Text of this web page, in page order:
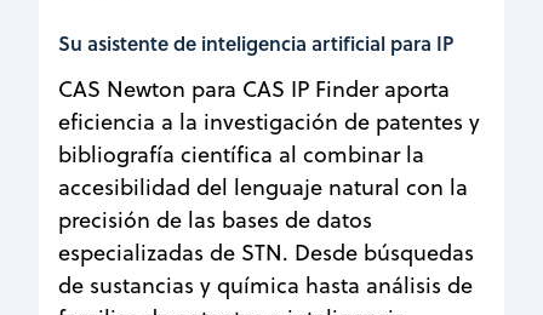
Su asistente de inteligencia artificial para IP
CAS Newton para CAS IP Finder aporta
eficiencia a la investigación de patentes y
bibliografía científica al combinar la
accesibilidad del lenguaje natural con la
precisión de las bases de datos
especializadas de STN. Desde búsquedas
de sustancias y química hasta análisis de